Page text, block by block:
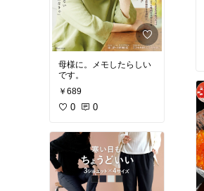
母様に。メモしたらしい
です。
￥689
0 0